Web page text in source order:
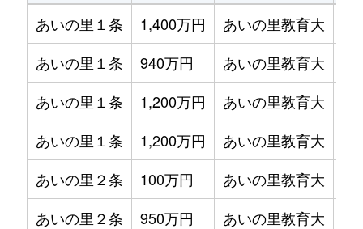
あいの里１条
1,400万円 あいの里教育大
あいの里１条
940万円 あいの里教育大
あいの里１条
1,200万円 あいの里教育大
あいの里１条
1,200万円 あいの里教育大
あいの里２条
100万円 あいの里教育大
あいの里２条
950万円 あいの里教育大